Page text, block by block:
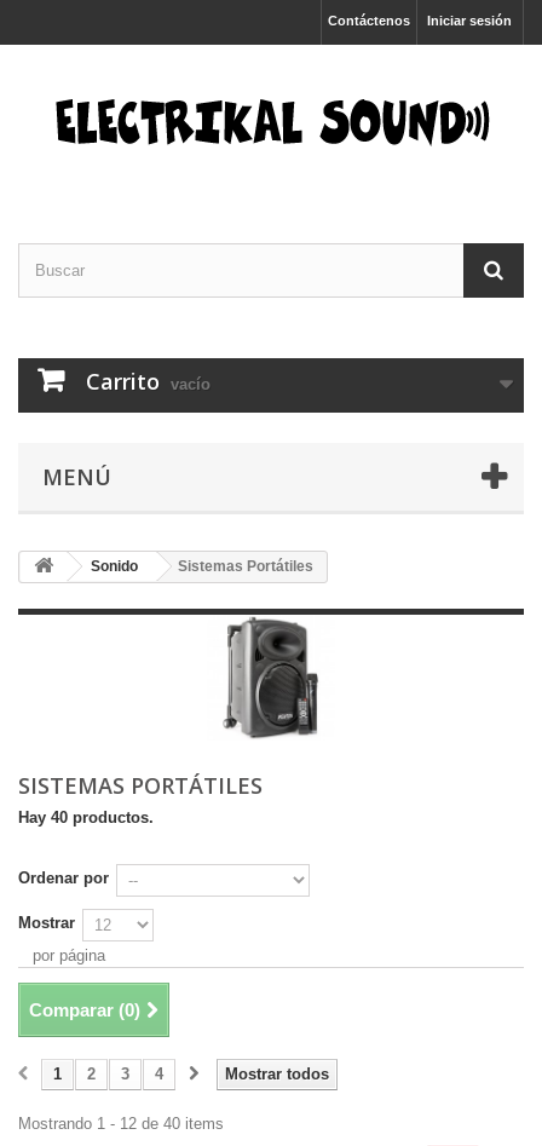
Iniciar sesión
Contáctenos
Carrito vacío
MENÚ
Sonido Sistemas Portátiles
SISTEMAS PORTÁTILES
Hay 40 productos.
Ordenar por
Mostrar
por página
Comparar (0)
Mostrar todos
1 2 3 4
Mostrando 1 - 12 de 40 items